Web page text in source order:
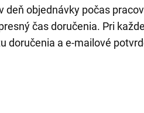
deň objednávky počas
čas doručenia. Pri
doručenia a e-mailové